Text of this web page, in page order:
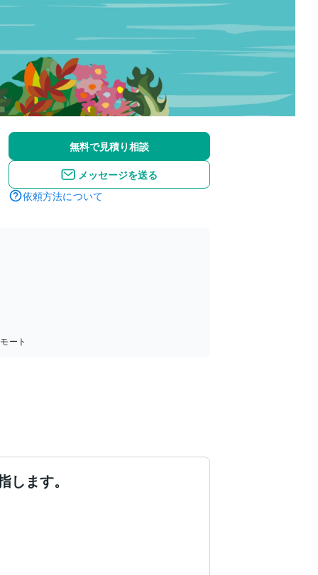
無料で見積り相談
メッセージを送る
依頼方法について
ート
ます。